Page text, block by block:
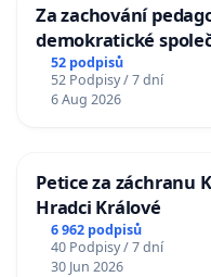
Za zachování
demokratické
52 podpisů
52 Podpisy / 7 dní
6 Aug 2026
Petice za záchranu
Hradci Králové
6 962 podpisů
40 Podpisy / 7 dní
30 Jun 2026